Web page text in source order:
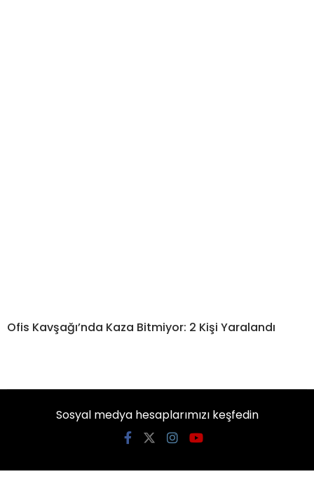
Ofis Kavşağı’nda Kaza Bitmiyor: 2 Kişi Yaralandı
Sosyal medya hesaplarımızı keşfedin